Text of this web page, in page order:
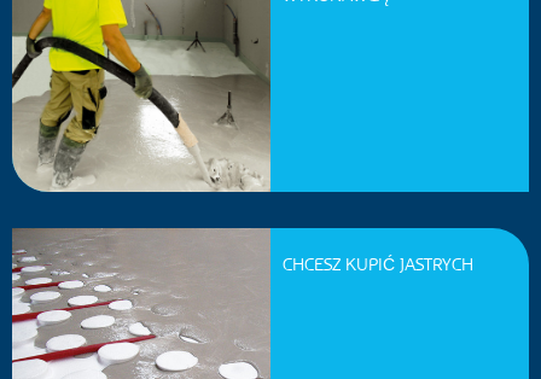
CHCESZ KUPIĆ JASTRYCH